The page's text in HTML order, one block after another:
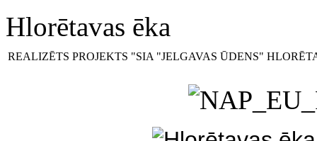
Hlorētavas ēka
REALIZĒTS PROJEKTS "SIA "JELGAVAS ŪDENS"